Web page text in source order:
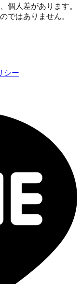
個人差があります。
ではありません。
シー